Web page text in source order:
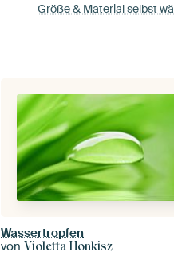
Größe & Material selbst
Wassertropfen
vonVioletta Honkisz